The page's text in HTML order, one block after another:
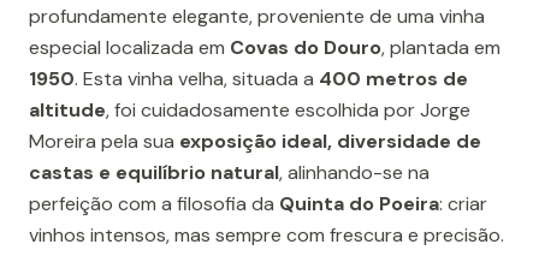
profundamente elegante, proveniente de uma vinha
especial localizada em Covas do Douro, plantada em
1950. Esta vinha velha, situada a 400 metros de
altitude, foi cuidadosamente escolhida por Jorge
Moreira pela sua exposição ideal, diversidade de
castas e equilíbrio natural, alinhando-se na
perfeição com a filosofia da Quinta do Poeira: criar
vinhos intensos, mas sempre com frescura e precisão.